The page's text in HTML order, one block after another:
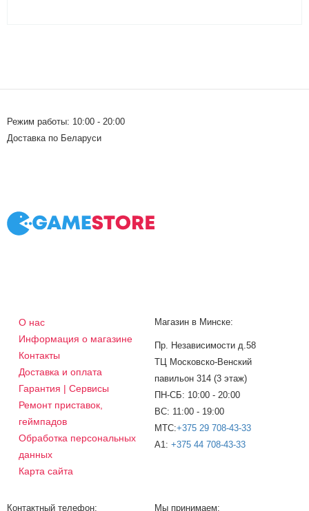
Режим работы: 10:00 - 20:00
Доставка по Беларуси
О нас
Информация о магазине
Контакты
Доставка и оплата
Гарантия | Сервисы
Ремонт приставок,
геймпадов
Обработка персональных
данных
Карта сайта
Магазин в Минске:
Пр. Независимости д.58
ТЦ Московско-Венский
павильон 314 (3 этаж)
ПН-СБ: 10:00 - 20:00
ВС: 11:00 - 19:00
МТС:+375 29 708-43-33
A1: +375 44 708-43-33
Контактный телефон: Мы принимаем: